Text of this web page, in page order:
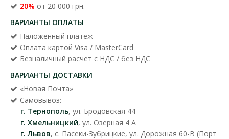
20% от 20 000 грн.
ВАРИАНТЫ ОПЛАТЫ
Наложенный платеж
Оплата картой Visa / MasterCard
Безналичный расчет с НДС / без НДС
ВАРИАНТЫ ДОСТАВКИ
«Новая Почта»
Самовывоз:
г. Тернополь, ул. Бродовская 44
г. Хмельницкий, ул. Озерная 4 А
г. Львов, с. Пасеки-Зубрицкие, ул. Дорожная 60-В (Порт